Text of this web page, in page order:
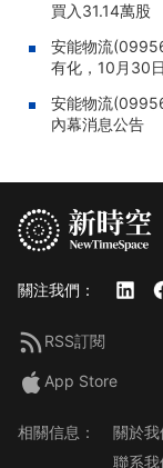
買入31.14萬股
安能物流
有化，10月30
安能物流
內幕消息公告
關注我們：
RSS訂閱
App Store
相關信息： 關於我
聯系我